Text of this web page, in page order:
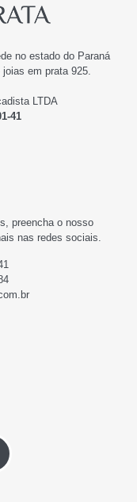
no estado do Paraná
em prata 925.
LTDA
41
preencha o nosso
nas redes sociais.